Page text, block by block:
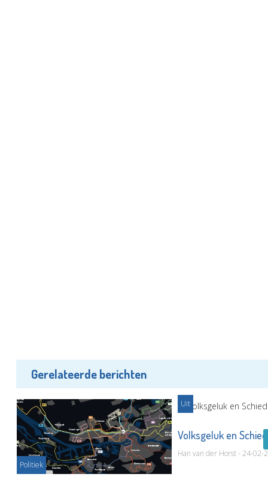
Gerelateerde berichten
Politiek
Uit
Volksgeluk en
Han van der Horst - 24-02-